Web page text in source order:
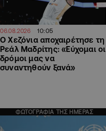
06.08.2026 10:05
Ο Χεζόνια αποχαιρέτησε τη
Ρεάλ Μαδρίτης: «Εύχομαι οι
δρόμοι μας να
συναντηθούν ξανά»
ΦΩΤΟΓΡΑΦΙΑ ΤΗΣ ΗΜΕΡΑΣ